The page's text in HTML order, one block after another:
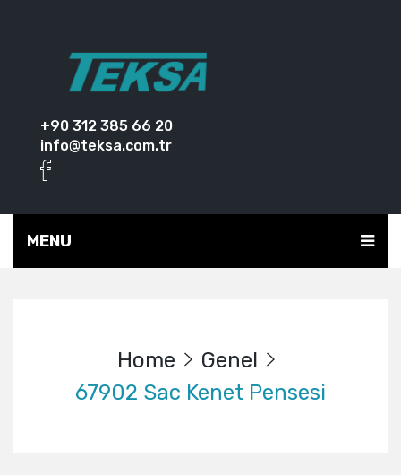
+90 312 385 66 20
info@teksa.com.tr
MENU
Home
Genel
67902 Sac Kenet Pensesi